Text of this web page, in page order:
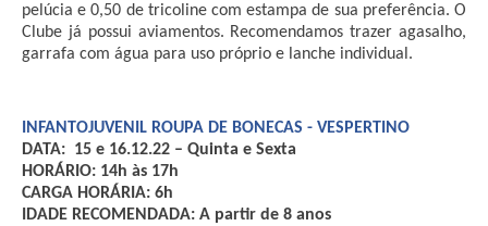
pelúcia e 0,50 de tricoline com estampa de sua preferência. O
Clube já possui aviamentos. Recomendamos trazer agasalho,
garrafa com água para uso próprio e lanche individual.
INFANTOJUVENIL ROUPA DE BONECAS - VESPERTINO
DATA:  15 e 16.12.22 – Quinta e Sexta
HORÁRIO: 14h às 17h
CARGA HORÁRIA: 6h
IDADE RECOMENDADA: A partir de 8 anos